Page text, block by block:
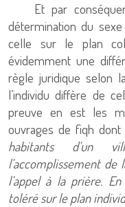
Et par
détermination du
celle sur le plan
évidemment une
règle juridique selon
l’individu diffère de
preuve en est les
ouvrages de fiqh dont
habitants d’un
l’accomplissement de
l’appel à la prière.
toléré sur le plan